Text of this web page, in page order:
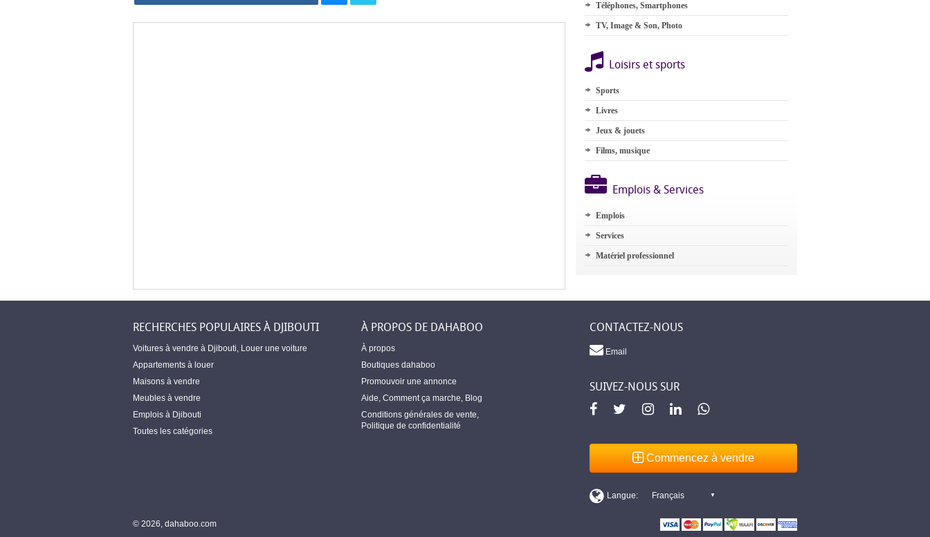
Téléphones, Smartphones
TV, Image & Son, Photo
Loisirs et sports
Sports
Livres
Jeux & jouets
Films, musique
Emplois & Services
Emplois
Services
Matériel professionnel
RECHERCHES POPULAIRES À DJIBOUTI
Voitures à vendre à Djibouti Louer une voiture
Appartements à louer
Maisons à vendre
Meubles à vendre
Emplois à Djibouti
Toutes les catégories
À PROPOS DE DAHABOO
À propos
Boutiques dahaboo
Promouvoir une annonce
Aide Comment ça marche Blog
Conditions générales de vente
Politique de confidentialité
CONTACTEZ-NOUS
Email
SUIVEZ-NOUS SUR
Commencez à vendre
© 2026, dahaboo.com